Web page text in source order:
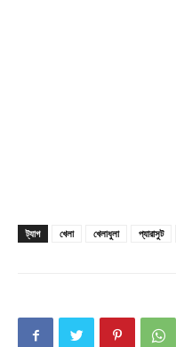
ট্যাগ খেলা খেলাধুলা প্যারাসুট